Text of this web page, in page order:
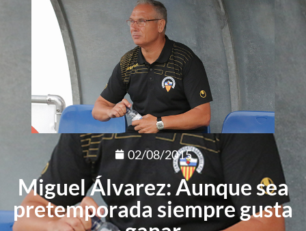
02/08/2015
Miguel Álvarez: Aunque sea
pretemporada siempre gusta